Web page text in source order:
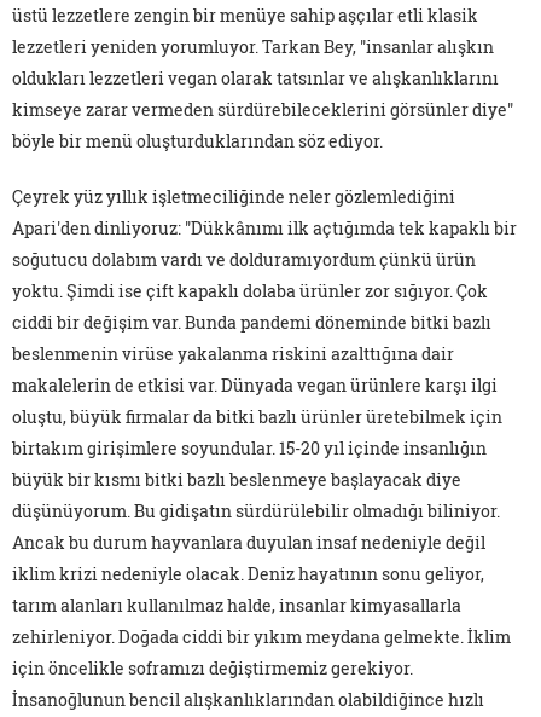
üstü lezzetlere zengin bir menüye sahip aşçılar etli klasik
lezzetleri yeniden yorumluyor. Tarkan Bey, "insanlar alışkın
oldukları lezzetleri vegan olarak tatsınlar ve alışkanlıklarını
kimseye zarar vermeden sürdürebileceklerini görsünler diye"
böyle bir menü oluşturduklarından söz ediyor.
Çeyrek yüz yıllık işletmeciliğinde neler gözlemlediğini
Apari'den dinliyoruz: "Dükkânımı ilk açtığımda tek kapaklı bir
soğutucu dolabım vardı ve dolduramıyordum çünkü ürün
yoktu. Şimdi ise çift kapaklı dolaba ürünler zor sığıyor. Çok
ciddi bir değişim var. Bunda pandemi döneminde bitki bazlı
beslenmenin virüse yakalanma riskini azalttığına dair
makalelerin de etkisi var. Dünyada vegan ürünlere karşı ilgi
oluştu, büyük firmalar da bitki bazlı ürünler üretebilmek için
birtakım girişimlere soyundular. 15-20 yıl içinde insanlığın
büyük bir kısmı bitki bazlı beslenmeye başlayacak diye
düşünüyorum. Bu gidişatın sürdürülebilir olmadığı biliniyor.
Ancak bu durum hayvanlara duyulan insaf nedeniyle değil
iklim krizi nedeniyle olacak. Deniz hayatının sonu geliyor,
tarım alanları kullanılmaz halde, insanlar kimyasallarla
zehirleniyor. Doğada ciddi bir yıkım meydana gelmekte. İklim
için öncelikle soframızı değiştirmemiz gerekiyor.
İnsanoğlunun bencil alışkanlıklarından olabildiğince hızlı